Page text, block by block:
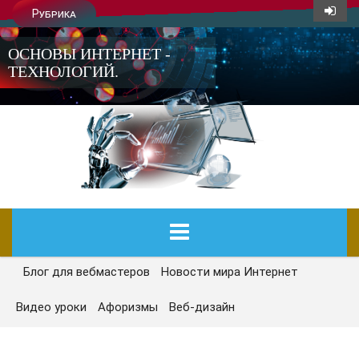
Рубрика
ОСНОВЫ ИНТЕРНЕТ -
ТЕХНОЛОГИЙ.
ГЛАВНАЯ
СЕГОДНЯ
Блог для вебмастеров Новости мира Интернет
Видео уроки Афоризмы Веб-дизайн